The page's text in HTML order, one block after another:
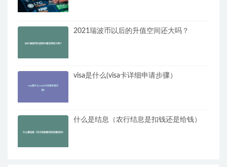
2021瑞波币以后的升值空间还大吗？
visa是什么(visa卡详细申请步骤）
什么是结息（农行结息是扣钱还是给钱）